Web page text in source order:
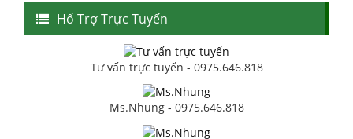
Hổ Trợ Trực Tuyến
Tư vấn trực tuyến - 0975.646.818
Ms.Nhung - 0975.646.818